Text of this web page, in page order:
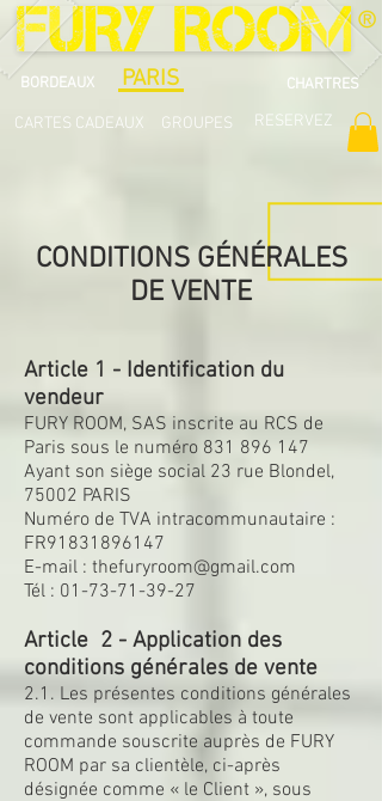
®
BORDEAUX PARIS CHARTRES
CARTES CADEAUX GROUPES RESERVEZ
CONDITIONS GÉNÉRALES
DE VENTE
Article 1 - Identification du
vendeur
FURY ROOM, SAS inscrite au RCS de
Paris sous le numéro 831 896 147
Ayant son siège social 23 rue Blondel,
75002 PARIS
Numéro de TVA intracommunautaire :
FR91831896147
E-mail : thefuryroom@gmail.com
Tél : 01-73-71-39-27
Article 2 - Application des
conditions générales de vente
2.1. Les présentes conditions générales
de vente sont applicables à toute
commande souscrite auprès de FURY
ROOM par sa clientèle, ci-après
désignée comme « le Client », sous